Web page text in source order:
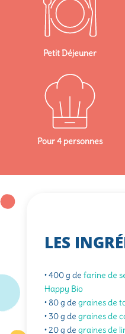
Petit Déjeuner
Pour 4 personnes
LES
• 400 g de farine de
Happy Bio
• 80 g de graines de
• 30 g de graines de
• 20 g de graines de